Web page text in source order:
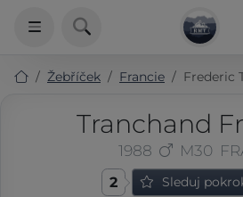
Žebříček Francie Frederic
Tranchand
1988 M30
2 Sleduj